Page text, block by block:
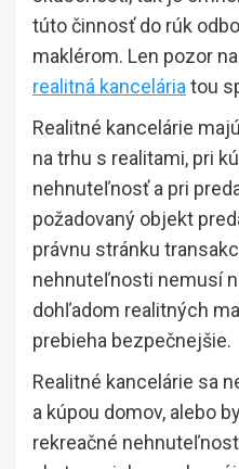
túto činnosť do rúk
maklérom. Len pozor
realitná kancelária tou
Realitné kancelárie
na trhu s realitami, pri
nehnuteľnosť a pri
požadovaný objekt
právnu stránku
nehnuteľnosti nemusí
dohľadom realitných
prebieha bezpečnejšie.
Realitné kancelárie sa
a kúpou domov, alebo
rekreačné